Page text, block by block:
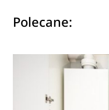
Polecane: